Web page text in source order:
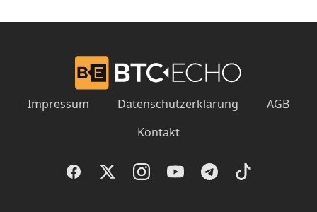
Impressum Datenschutzerklärung
AGB
Kontakt
FacebookTwitterInstagramYouTubeTelegram
TikTok